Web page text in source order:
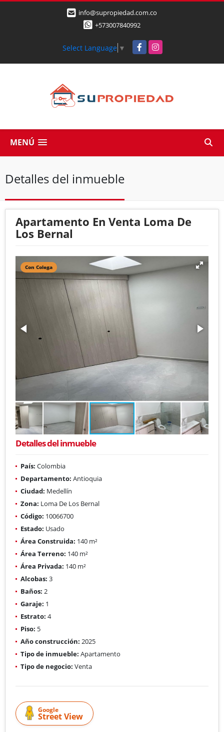
info@supropiedad.com.co
+573007840992
Select Language ▼ FacebookInstagram
MENÚ
Detalles del inmueble
Apartamento En Venta Loma De
Los Bernal
Con Colega
Detalles del inmueble
País: Colombia
Departamento: Antioquia
Ciudad: Medellín
Zona: Loma De Los Bernal
Código: 10066700
Estado: Usado
Área Construida: 140 m²
Área Terreno: 140 m²
Área Privada: 140 m²
Alcobas: 3
Baños: 2
Garaje: 1
Estrato: 4
Piso: 5
Año construcción: 2025
Tipo de inmueble: Apartamento
Tipo de negocio: Venta
Google
Street View